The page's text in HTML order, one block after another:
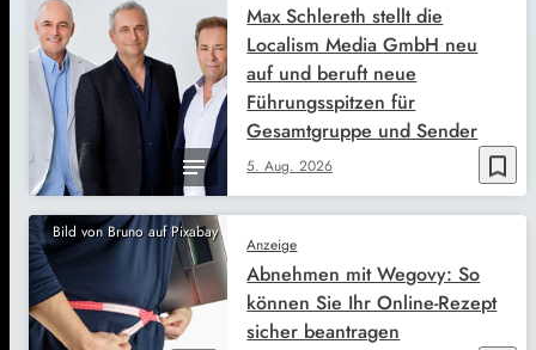
bookmark_border
5. Aug. 2026
Max Schlereth stellt die
Localism Media GmbH neu
auf und beruft neue
Führungsspitzen für
Gesamtgruppe und Sender
Bild von Bruno auf Pixabay
Anzeige
Abnehmen mit Wegovy: So
können Sie Ihr Online-Rezept
sicher beantragen